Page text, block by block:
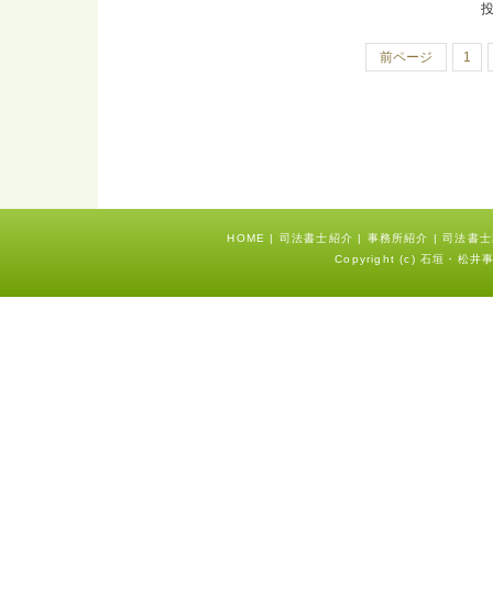
前ページ 1
HOME | 司法書士紹介 | 事務所紹介 | 司法書
Copyright (c) 石垣・松井